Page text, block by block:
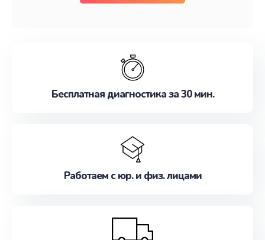
Бесплатная диагностика за 30 мин.
Работаем с юр. и физ. лицами